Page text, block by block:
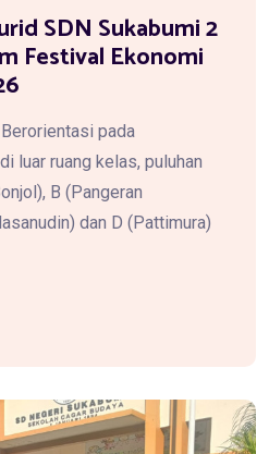
SDN Sukabumi 2
Festival Ekonomi
pada
luar ruang kelas, puluhan
B (Pangeran
dan D (Pattimura)